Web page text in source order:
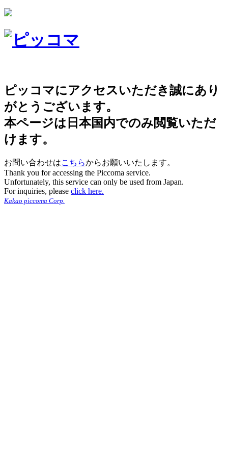
ピッコマにアクセスいただき誠にあり
がとうございます。
本ページは日本国内でのみ閲覧いただ
けます。
お問い合わせはこちらからお願いいたします。
Thank you for accessing the Piccoma service.
Unfortunately, this service can only be used from Japan.
For inquiries, please click here.
Kakao piccoma Corp.